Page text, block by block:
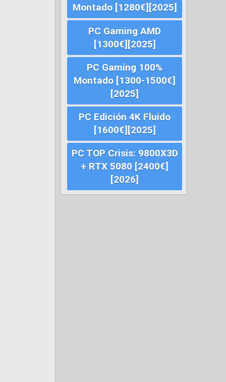
Montado [1280€][2025]
PC Gaming AMD
[1300€][2025]
PC Gaming 100%
Montado [1300-1500€]
[2025]
PC Edición 4K Fluido
[1600€][2025]
PC TOP Crisis: 9800X3D
+ RTX 5080 [2400€]
[2026]